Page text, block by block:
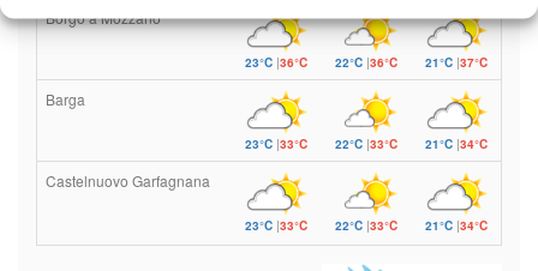
Borgo a Mozzano
23°C|36°C 22°C|36°C 21°C |37°C
Barga
23°C|33°C 22°C|33°C 21°C |34°C
Castelnuovo Garfagnana
23°C|33°C 22°C|33°C 21°C |34°C